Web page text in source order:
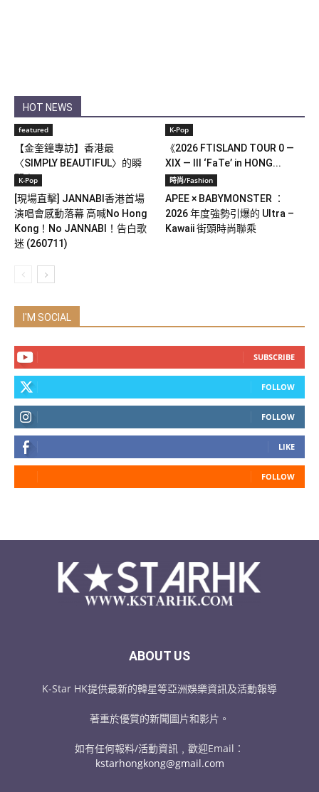
HOT NEWS
featured
【金奎鐘專訪】香港最
〈SIMPLY BEAUTIFUL〉的瞬
間！
K-Pop
《2026 FTISLAND TOUR 0 —
XIX — III ‘FaTe’ in HONG...
K-Pop
[現場直擊] JANNABI香港首場
演唱會感動落幕 高喊No Hong
Kong！No JANNABI！告白歌
迷 (260711)
時尚/Fashion
APEE × BABYMONSTER ：
2026 年度強勢引爆的 Ultra –
Kawaii 街頭時尚聯乘
I'M SOCIAL
SUBSCRIBE
FOLLOW
FOLLOW
LIKE
FOLLOW
ABOUT US
K-Star HK提供最新的韓星等亞洲娛樂資訊及活動報導
著重於優質的新聞圖片和影片。
如有任何報料/活動資訊﹐歡迎Email：
kstarhongkong@gmail.com